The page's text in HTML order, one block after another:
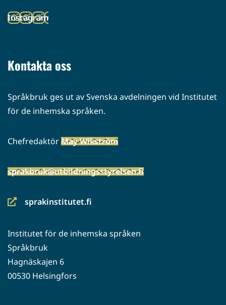
palveluun)
Instagram
(siirryt
Kontakta oss
Språkbruk ges ut av Svenska avdelningen vid Institutet
för de inhemska språken.
ChefredaktörMay Wikström
sprakbruk@utbildningsstyrelsen.fi
sprakinstitutet.fi
(siirryt
palveluun)
Institutet för de inhemska språken
Språkbruk
Hagnäskajen 6
00530 Helsingfors